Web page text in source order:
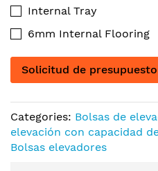
Internal Tray
6mm Internal Flooring
Solicitud de presupuesto
Categories: Bolsas de
elevación con capacidad
Bolsas elevadores